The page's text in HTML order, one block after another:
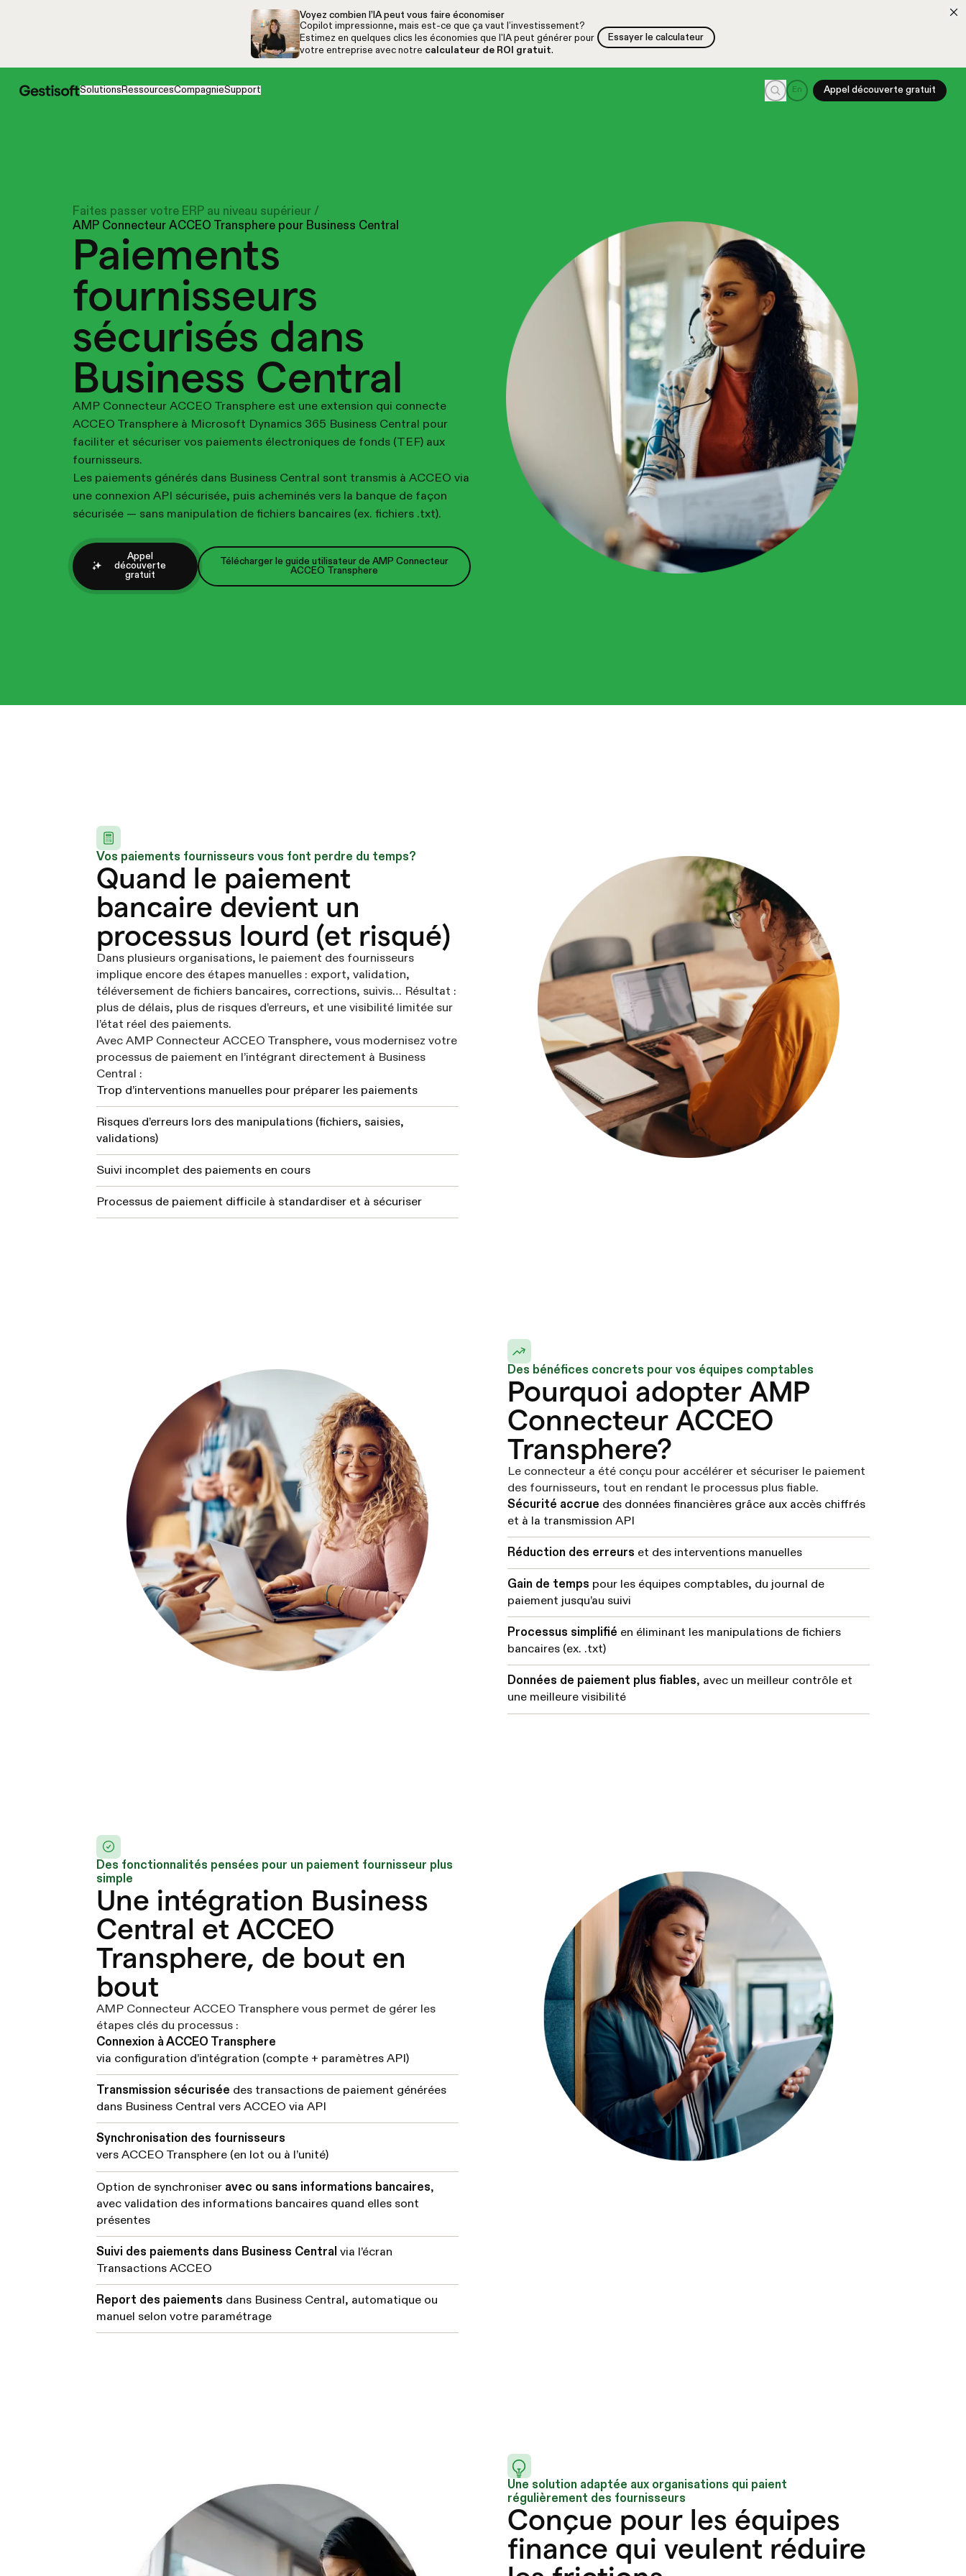
Voyez combien l’IA peut vous faire économiser
Copilot impressionne, mais est-ce que ça vaut l’investissement?
Estimez en quelques clics les économies que l'IA peut générer pour
votre entreprise avec notre calculateur de ROI gratuit.
Essayer le calculateur
Essayer le calculateur
Solutions RessourcesCompagnieSupport
Recherche
En Appel découverte gratuit
Faites passer votre ERP au niveau supérieur/
AMP Connecteur ACCEO Transphere pour Business Central
Paiements
fournisseurs
sécurisés dans
Business Central
AMP Connecteur ACCEO Transphere est une extension qui connecte
ACCEO Transphere à Microsoft Dynamics 365 Business Central pour
faciliter et sécuriser vos paiements électroniques de fonds (TEF) aux
fournisseurs.
Les paiements générés dans Business Central sont transmis à ACCEO via
une connexion API sécurisée, puis acheminés vers la banque de façon
sécurisée — sans manipulation de fichiers bancaires (ex. fichiers .txt).
Appel
découverte
gratuit
Télécharger le guide utilisateur de AMP Connecteur
ACCEO Transphere
ACCEO Transphere
Vos paiements fournisseurs vous font perdre du temps?
Quand le paiement
bancaire devient un
processus lourd (et risqué)
Dans plusieurs organisations, le paiement des fournisseurs
implique encore des étapes manuelles : export, validation,
téléversement de fichiers bancaires, corrections, suivis… Résultat :
plus de délais, plus de risques d’erreurs, et une visibilité limitée sur
l’état réel des paiements.
Avec AMP Connecteur ACCEO Transphere, vous modernisez votre
processus de paiement en l’intégrant directement à Business
Central :
Trop d’interventions manuelles pour préparer les paiements
Risques d’erreurs lors des manipulations (fichiers, saisies,
validations)
Suivi incomplet des paiements en cours
Processus de paiement difficile à standardiser et à sécuriser
Des bénéfices concrets pour vos équipes comptables
Pourquoi adopter AMP
Connecteur ACCEO
Transphere?
Le connecteur a été conçu pour accélérer et sécuriser le paiement
des fournisseurs, tout en rendant le processus plus fiable.
Sécurité accrue des données financières grâce aux accès chiffrés
et à la transmission API
Réduction des erreurs et des interventions manuelles
Gain de temps pour les équipes comptables, du journal de
paiement jusqu’au suivi
Processus simplifié en éliminant les manipulations de fichiers
bancaires (ex. .txt)
Données de paiement plus fiables, avec un meilleur contrôle et
une meilleure visibilité
Des fonctionnalités pensées pour un paiement fournisseur plus
simple
Une intégration Business
Central et ACCEO
Transphere, de bout en
bout
AMP Connecteur ACCEO Transphere vous permet de gérer les
étapes clés du processus :
Connexion à ACCEO Transphere
via configuration d’intégration (compte + paramètres API)
Transmission sécurisée des transactions de paiement générées
dans Business Central vers ACCEO via API
Synchronisation des fournisseurs
vers ACCEO Transphere (en lot ou à l’unité)
Option de synchroniser avec ou sans informations bancaires,
avec validation des informations bancaires quand elles sont
présentes
Suivi des paiements dans Business Central via l’écran
Transactions ACCEO
Report des paiements dans Business Central, automatique ou
manuel selon votre paramétrage
Une solution adaptée aux organisations qui paient
régulièrement des fournisseurs
Conçue pour les équipes
finance qui veulent réduire